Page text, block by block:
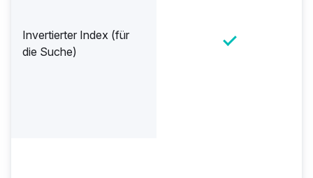
Invertierter Index (für
die Suche)